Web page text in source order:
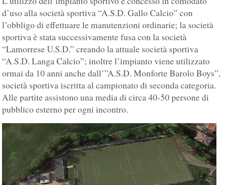
d’uso alla società sportiva “A.S.D. Gallo Calcio” con
l’obbligo di effettuare le manutenzioni ordinarie; la società
sportiva è stata successivamente fusa con la società
“Lamorrese U.S.D.” creando la attuale società sportiva
“A.S.D. Langa Calcio”; inoltre l’impianto viene utilizzato
ormai da 10 anni anche dall’”A.S.D. Monforte Barolo Boys”,
società sportiva iscritta al campionato di seconda categoria.
Alle partite assistono una media di circa 40-50 persone di
pubblico esterno per ogni incontro.